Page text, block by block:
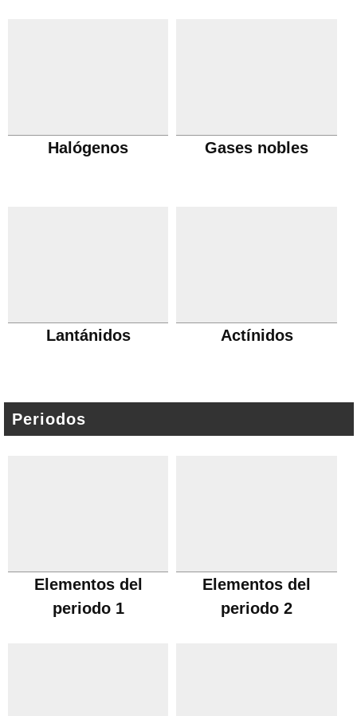
Halógenos Gases nobles
Lantánidos Actínidos
Periodos
Elementos del
periodo 1
Elementos del
periodo 2